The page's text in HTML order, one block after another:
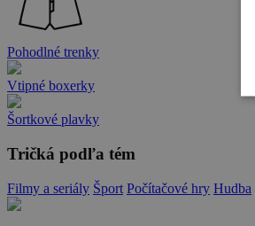
Pohodlné trenky
Vtipné boxerky
Šortkové plavky
Tričká podľa tém
Filmy a seriály Šport Počítačové hry Hudba